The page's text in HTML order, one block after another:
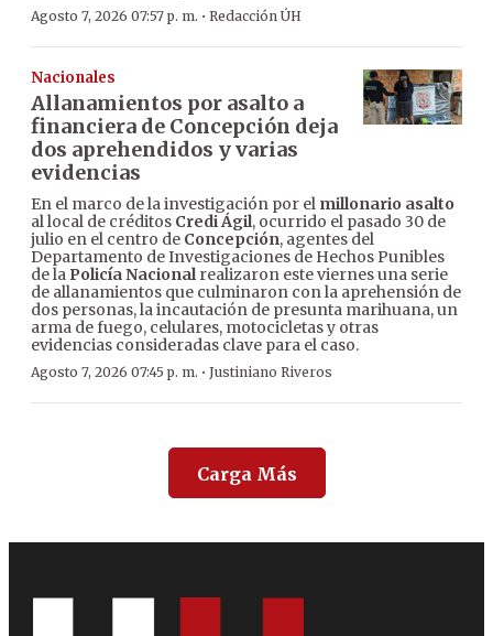
Agosto 7, 2026 07:57 p. m. · Redacción ÚH
Nacionales
Allanamientos por asalto a
financiera de Concepción deja
dos aprehendidos y varias
evidencias
En el marco de la investigación por el millonario asalto
al local de créditos Credi Ágil, ocurrido el pasado 30 de
julio en el centro de Concepción, agentes del
Departamento de Investigaciones de Hechos Punibles
de la Policía Nacionalrealizaron este viernes una serie
de allanamientos que culminaron con la aprehensión de
dos personas, la incautación de presunta marihuana, un
arma de fuego, celulares, motocicletas y otras
evidencias consideradas clave para el caso.
Agosto 7, 2026 07:45 p. m. · Justiniano Riveros
Carga Más